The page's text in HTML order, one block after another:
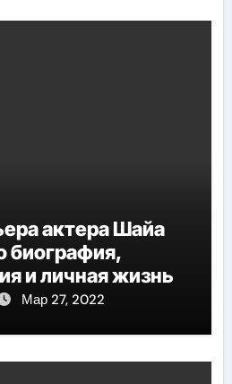
актера Шайа
биография,
и личная жизнь
Мар 27, 2022